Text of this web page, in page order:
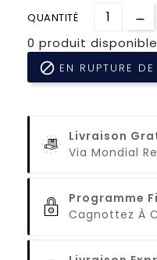
QUANTITÉ
0 produit
 EN RUPTURE
Livraison
Via Mondial
Programme
Cagnottez À